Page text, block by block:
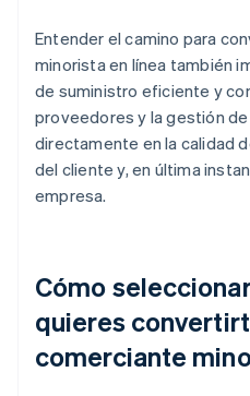
Entender el camino para
minorista en línea también
de suministro eficiente y
proveedores y la gestión
directamente en la calidad
del cliente y, en última
empresa.
Cómo
quieres
comerciante